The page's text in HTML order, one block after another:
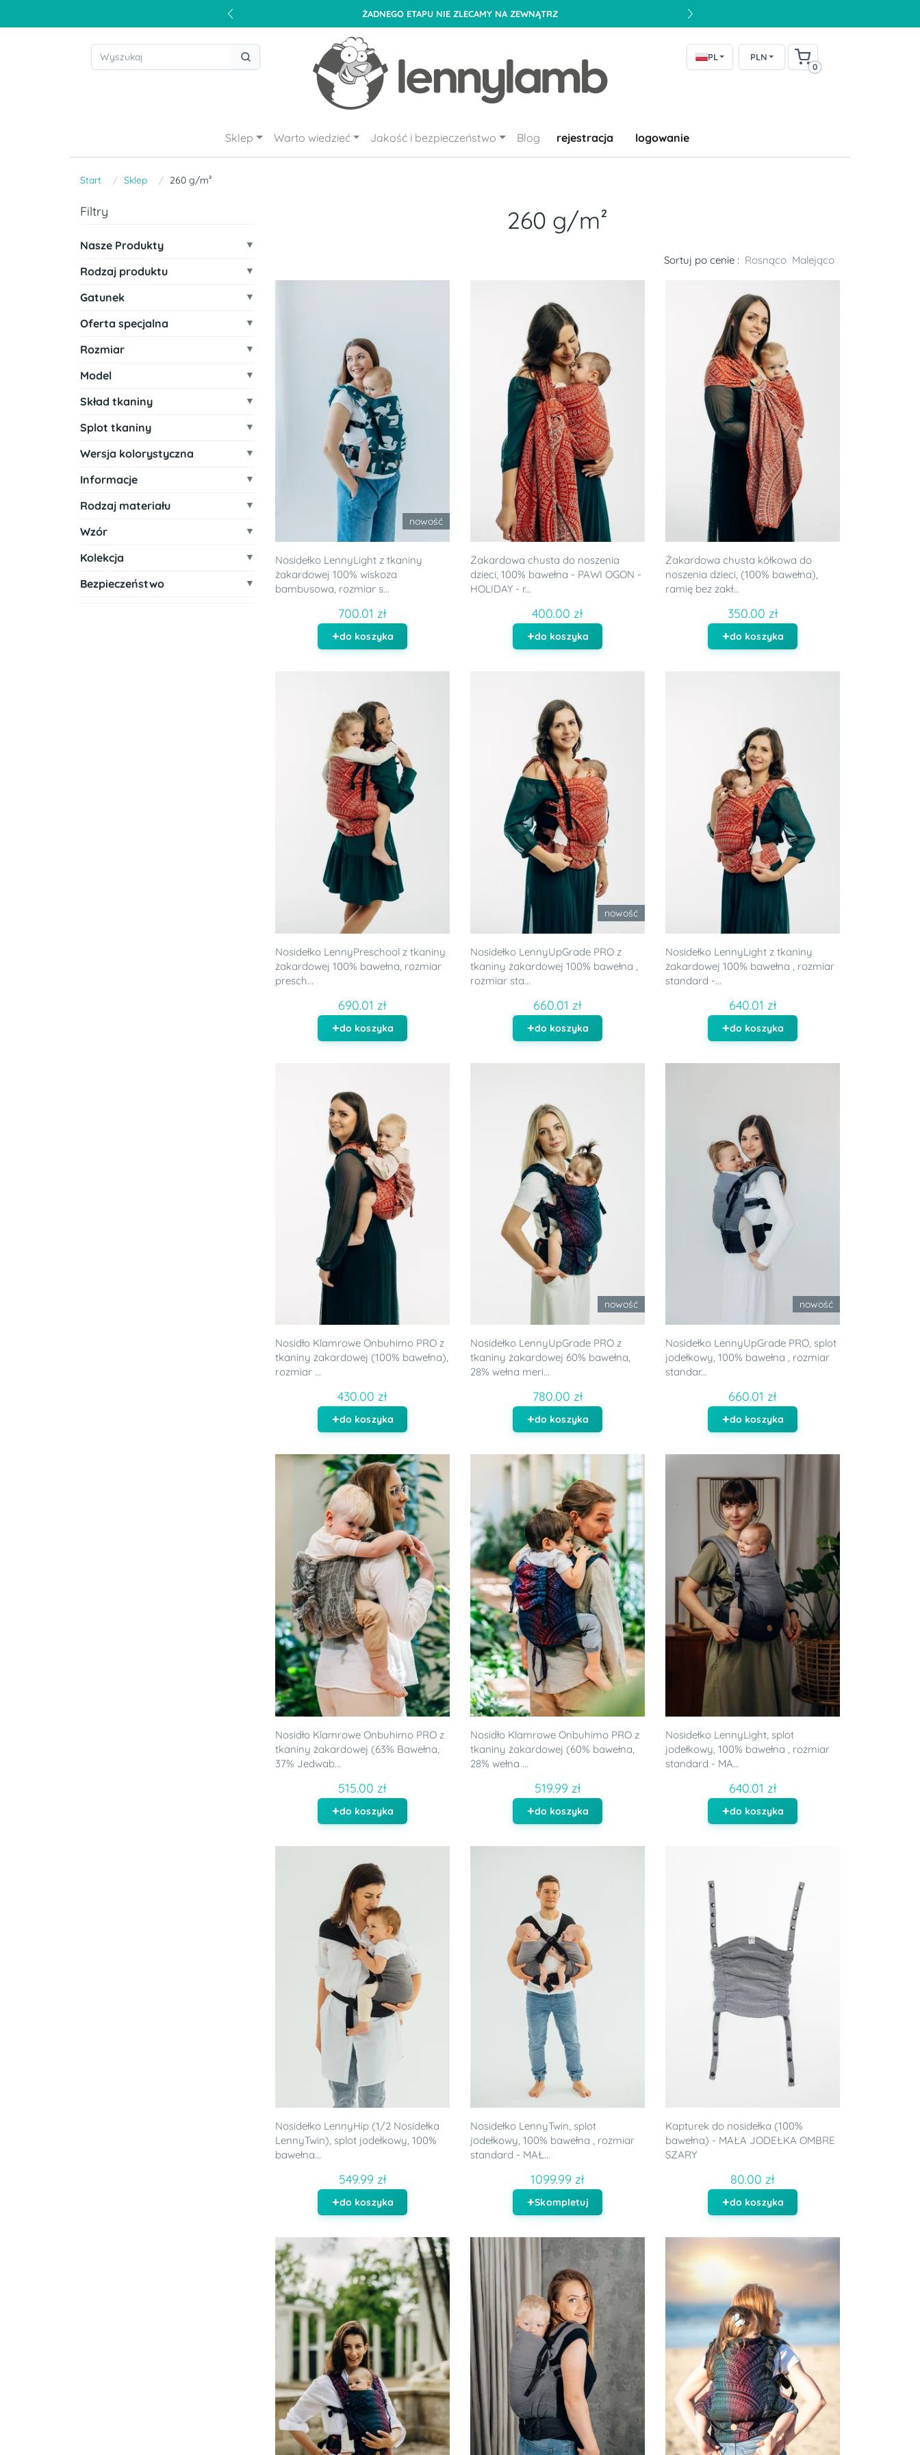
ŻADNEGO ETAPU NIE ZLECAMY NA ZEWNĄTRZ
PL PLN
0
Sklep Warto wiedzieć Jakość i bezpieczeństwo Blog rejestracja logowanie
Start Sklep 260 g/m²
Filtry
Nasze Produkty
Rodzaj produktu
Gatunek
Oferta specjalna
Rozmiar
Model
Skład tkaniny
Splot tkaniny
Wersja kolorystyczna
Informacje
Rodzaj materiału
Wzór
Kolekcja
Bezpieczeństwo
260 g/m²
Sortuj po cenie : Rosnąco Malejąco
nowość
Nosidełko LennyLight z tkaniny
żakardowej 100% wiskoza
bambusowa, rozmiar s...
700.01 zł
do koszyka
Żakardowa chusta do noszenia
dzieci, 100% bawełna - PAWI OGON -
HOLIDAY - r...
400.00 zł
do koszyka
Żakardowa chusta kółkowa do
noszenia dzieci, (100% bawełna),
ramię bez zakł...
350.00 zł
do koszyka
Nosidełko LennyPreschool z tkaniny
żakardowej 100% bawełna, rozmiar
presch...
690.01 zł
do koszyka
nowość
Nosidełko LennyUpGrade PRO z
tkaniny żakardowej 100% bawełna ,
rozmiar sta...
660.01 zł
do koszyka
Nosidełko LennyLight z tkaniny
żakardowej 100% bawełna , rozmiar
standard -...
640.01 zł
do koszyka
Nosidło Klamrowe Onbuhimo PRO z
tkaniny żakardowej (100% bawełna),
rozmiar ...
430.00 zł
do koszyka
nowość
Nosidełko LennyUpGrade PRO z
tkaniny żakardowej 60% bawełna,
28% wełna meri...
780.00 zł
do koszyka
nowość
Nosidełko LennyUpGrade PRO, splot
jodełkowy, 100% bawełna , rozmiar
standar...
660.01 zł
do koszyka
Nosidło Klamrowe Onbuhimo PRO z
tkaniny żakardowej (63% Bawełna,
37% Jedwab...
515.00 zł
do koszyka
Nosidło Klamrowe Onbuhimo PRO z
tkaniny żakardowej (60% bawełna,
28% wełna ...
519.99 zł
do koszyka
Nosidełko LennyLight, splot
jodełkowy, 100% bawełna , rozmiar
standard - MA...
640.01 zł
do koszyka
Nosidełko LennyHip (1/2 Nosidełka
LennyTwin), splot jodełkowy, 100%
bawełna...
549.99 zł
do koszyka
Nosidełko LennyTwin, splot
jodełkowy, 100% bawełna , rozmiar
standard - MAŁ...
1099.99 zł
Skompletuj
Kapturek do nosidełka (100%
bawełna) - MAŁA JODEŁKA OMBRE
SZARY
80.00 zł
do koszyka